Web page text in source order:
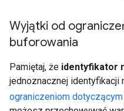
Wyjątki od
buforowania
Pamiętaj, że identyfikator
jednoznacznej identyfikacji
ograniczeniom